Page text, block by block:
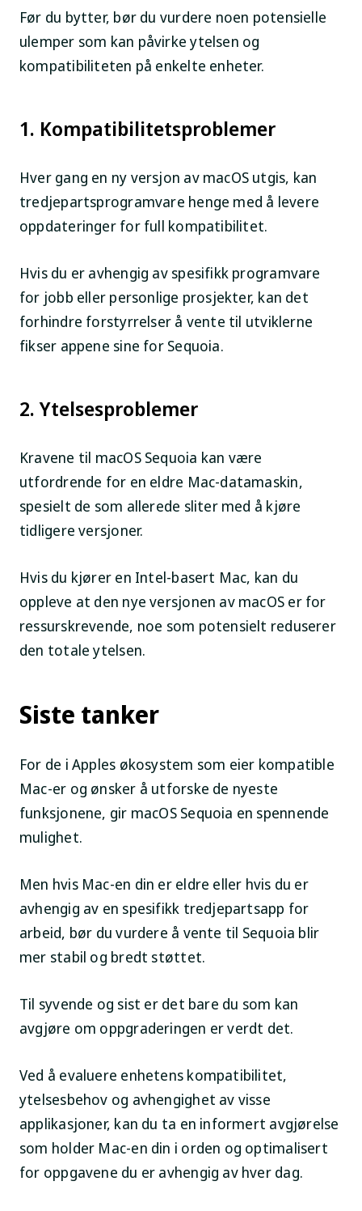
Før du bytter, bør du vurdere noen potensielle
ulemper som kan påvirke ytelsen og
kompatibiliteten på enkelte enheter.
1. Kompatibilitetsproblemer
Hver gang en ny versjon av macOS utgis, kan
tredjepartsprogramvare henge med å levere
oppdateringer for full kompatibilitet.
Hvis du er avhengig av spesifikk programvare
for jobb eller personlige prosjekter, kan det
forhindre forstyrrelser å vente til utviklerne
fikser appene sine for Sequoia.
2. Ytelsesproblemer
Kravene til macOS Sequoia kan være
utfordrende for en eldre Mac-datamaskin,
spesielt de som allerede sliter med å kjøre
tidligere versjoner.
Hvis du kjører en Intel-basert Mac, kan du
oppleve at den nye versjonen av macOS er for
ressurskrevende, noe som potensielt reduserer
den totale ytelsen.
Siste tanker
For de i Apples økosystem som eier kompatible
Mac-er og ønsker å utforske de nyeste
funksjonene, gir macOS Sequoia en spennende
mulighet.
Men hvis Mac-en din er eldre eller hvis du er
avhengig av en spesifikk tredjepartsapp for
arbeid, bør du vurdere å vente til Sequoia blir
mer stabil og bredt støttet.
Til syvende og sist er det bare du som kan
avgjøre om oppgraderingen er verdt det.
Ved å evaluere enhetens kompatibilitet,
ytelsesbehov og avhengighet av visse
applikasjoner, kan du ta en informert avgjørelse
som holder Mac-en din i orden og optimalisert
for oppgavene du er avhengig av hver dag.